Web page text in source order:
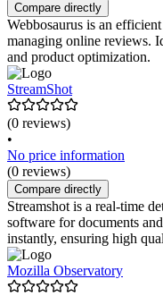
Compare directly
Webbosaurus is an
managing online reviews.
and product optimization.
StreamShot
(0 reviews)
•
No price information
(0 reviews)
Compare directly
Streamshot is a real-time
software for documents
instantly, ensuring high
Mozilla Observatory